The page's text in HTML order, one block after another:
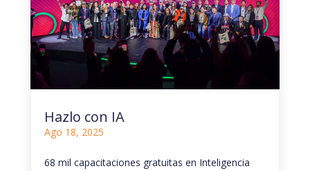
Hazlo con IA
Ago 18, 2025
68 mil capacitaciones gratuitas en Inteligencia